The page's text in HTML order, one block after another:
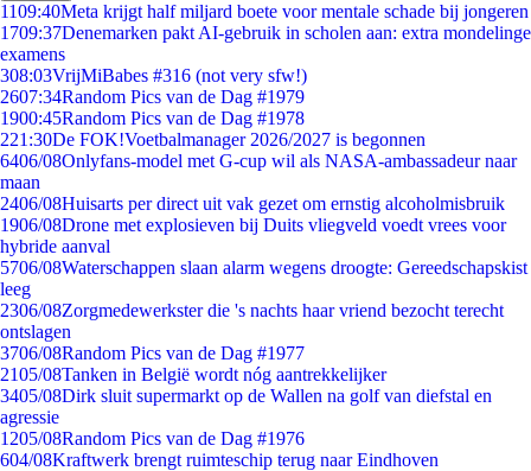
1109:40Meta krijgt half miljard boete voor mentale schade bij jongeren
1709:37Denemarken pakt AI-gebruik in scholen aan: extra mondelinge
examens
308:03VrijMiBabes #316 (not very sfw!)
2607:34Random Pics van de Dag #1979
1900:45Random Pics van de Dag #1978
221:30De FOK!Voetbalmanager 2026/2027 is begonnen
6406/08Onlyfans-model met G-cup wil als NASA-ambassadeur naar
maan
2406/08Huisarts per direct uit vak gezet om ernstig alcoholmisbruik
1906/08Drone met explosieven bij Duits vliegveld voedt vrees voor
hybride aanval
5706/08Waterschappen slaan alarm wegens droogte: Gereedschapskist
leeg
2306/08Zorgmedewerkster die 's nachts haar vriend bezocht terecht
ontslagen
3706/08Random Pics van de Dag #1977
2105/08Tanken in België wordt nóg aantrekkelijker
3405/08Dirk sluit supermarkt op de Wallen na golf van diefstal en
agressie
1205/08Random Pics van de Dag #1976
604/08Kraftwerk brengt ruimteschip terug naar Eindhoven